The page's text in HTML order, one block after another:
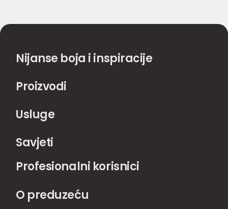
Nijanse boja i inspiracije
Proizvodi
Usluge
Savjeti
Profesionalni korisnici
O preduzeću